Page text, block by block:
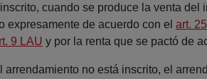
cuando se produce la venta
expresamente de acuerdo con el art.
9 LAU y por la renta que se pactó de
arrendamiento no está inscrito, el